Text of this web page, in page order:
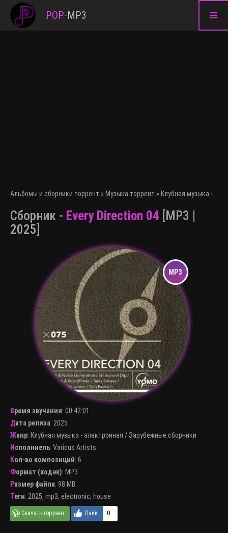
≡
POP-MP3
Альбомы и сборники торрент » Музыка торрент » Клубная музыка -
Сборник - Every Direction 04 [MP3 |
2025]
Время звучания: 00:42:01
Дата релиза: 2025
Жанр: Клубная музыка - электронная / Зарубежные сборники
Исполниель: Various Artists
Кол-во композиций: 6
Формат (кодек): MP3
Размер файла: 98 MB
Теги: 2025, mp3, electronic, house
0